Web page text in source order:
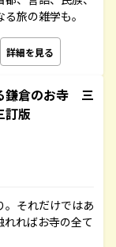
旅の雑学も。
詳細を見る
鎌倉のお寺 三
訂版
。それだけではあ
ればお寺の全て